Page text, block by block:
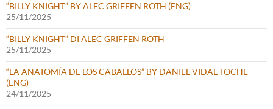
“BILLY KNIGHT” BY ALEC GRIFFEN ROTH (ENG)
25/11/2025
“BILLY KNIGHT” DI ALEC GRIFFEN ROTH
25/11/2025
“LA ANATOMÍA DE LOS CABALLOS” BY DANIEL VIDAL TOCHE
(ENG)
24/11/2025